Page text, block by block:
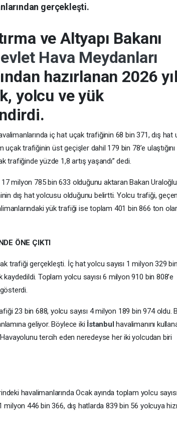
gerçekleşti.
ve Altyapı Bakanı
Hava Meydanları
hazırlanan 2026
yolcu ve yük
iç hat uçak trafiğinin 68 bin 371, dış hat
trafiğinin üst geçişler dahil 179 bin 78’e ulaştığını
trafiğinde yüzde 1,8 artış yaşandı” dedi.
milyon 785 bin 633 olduğunu aktaran Bakan
dış hat yolcusu olduğunu belirtti. Yolcu trafiği, geçen
yük trafiği ise toplam 401 bin 866 ton
ÖNE ÇIKTI
trafiği gerçekleşti. İç hat yolcu sayısı 1 milyon 329
Toplam yolcu sayısı 6 milyon 910 bin 808’e
23 bin 688, yolcu sayısı 4 milyon 189 bin 974 oldu.
geliyor. Böylece iki İstanbulhavalimanını
tercih eden neredeyse her iki yolcudan biri
havalimanlarında Ocak ayında toplam yolcu
446 bin 366, dış hatlarda 839 bin 56 yolcuya